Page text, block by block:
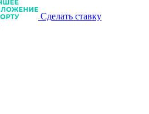
Сделать ставку